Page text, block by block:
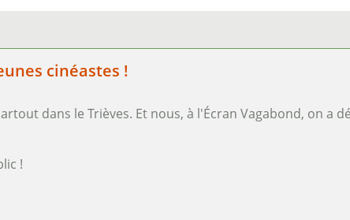
cinéastes !
dans le Trièves. Et nous, à l'Écran Vagabond, on a
!